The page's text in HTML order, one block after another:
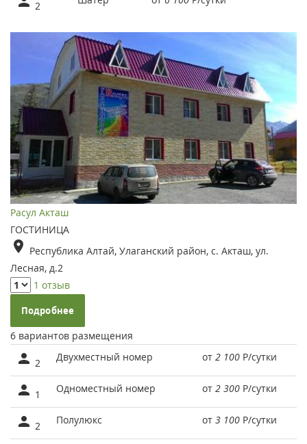
2
Расул Акташ
ГОСТИНИЦА
Республика Алтай, Улаганский район, с. Акташ, ул.
Лесная, д.2
1 отзыв
Подробнее
6 вариантов размещения
2 Двухместный номер от 2 100 Р/сутки
1 Одноместный номер от 2 300 Р/сутки
2 Полулюкс от 3 100 Р/сутки